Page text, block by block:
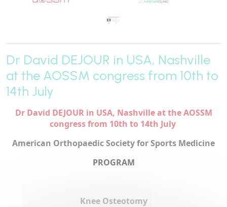
Dr David DEJOUR in USA, Nashville
at the AOSSM congress from 10th to
14th July
Dr David DEJOUR in USA, Nashville at the AOSSM
congress from 10th to 14th July
American Orthopaedic Society for Sports Medicine
PROGRAM
Knee Osteotomy